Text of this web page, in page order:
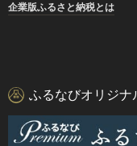
企業版ふるさと納税とは
ふるなびオリジナ